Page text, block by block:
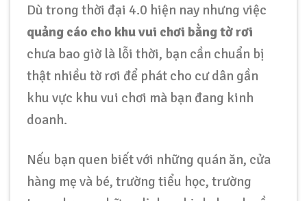
Dù trong thời đại 4.0 hiện nay nhưng việc
quảng cáo cho khu vui chơi bằng tờ rơi
chưa bao giờ là lỗi thời, bạn cần chuẩn bị
thật nhiều tờ rơi để phát cho cư dân gần
khu vực khu vui chơi mà bạn đang kinh
doanh.
Nếu bạn quen biết với những quán ăn, cửa
hàng mẹ và bé, trường tiểu học, trường